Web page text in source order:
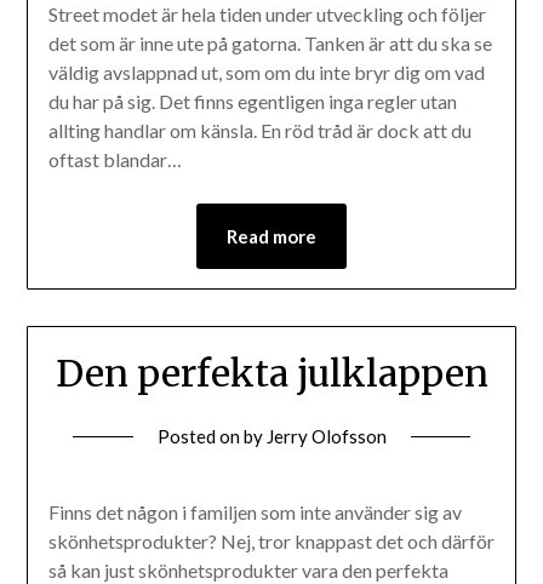
Street modet är hela tiden under utveckling och följer
det som är inne ute på gatorna. Tanken är att du ska se
väldig avslappnad ut, som om du inte bryr dig om vad
du har på sig. Det finns egentligen inga regler utan
allting handlar om känsla. En röd tråd är dock att du
oftast blandar…
Read more
Den perfekta julklappen
Posted onby Jerry Olofsson
Finns det någon i familjen som inte använder sig av
skönhetsprodukter? Nej, tror knappast det och därför
så kan just skönhetsprodukter vara den perfekta